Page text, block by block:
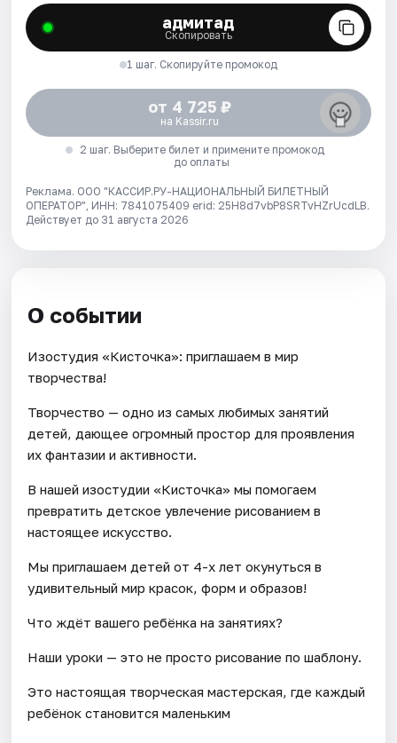
адмитад
Скопировать
1 шаг. Скопируйте промокод
от 4 725 ₽
на Kassir.ru
2 шаг. Выберите билет и примените промокод
до оплаты
Реклама. ООО "КАССИР.РУ-НАЦИОНАЛЬНЫЙ БИЛЕТНЫЙ
ОПЕРАТОР", ИНН: 7841075409 erid: 25H8d7vbP8SRTvHZrUcdLB.
Действует до 31 августа 2026
О событии
Изостудия «Кисточка»: приглашаем в мир
творчества!
Творчество — одно из самых любимых занятий
детей, дающее огромный простор для проявления
их фантазии и активности.
В нашей изостудии «Кисточка» мы помогаем
превратить детское увлечение рисованием в
настоящее искусство.
Мы приглашаем детей от 4-х лет окунуться в
удивительный мир красок, форм и образов!
Что ждёт вашего ребёнка на занятиях?
Наши уроки — это не просто рисование по шаблону.
Это настоящая творческая мастерская, где каждый
ребёнок становится маленьким